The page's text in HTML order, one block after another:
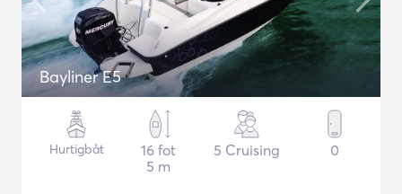
Bayliner E5
Hurtigbåt
16 fot
5 m
5 Cruising 0